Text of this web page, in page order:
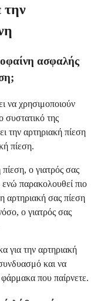
την
ασφαλής
να χρησιμοποιούν
συστατικό της
την αρτηριακή πίεση
πίεση.
ο γιατρός σας
παρακολουθεί πιο
αρτηριακή σας πίεση
ο γιατρός σας
για την αρτηριακή
και να
που παίρνετε.